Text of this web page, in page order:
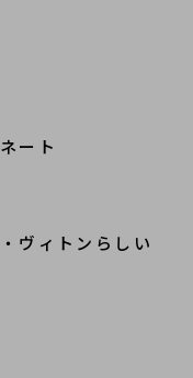
ート
ヴィトンらしい